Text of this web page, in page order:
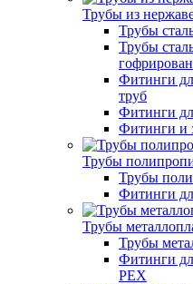
Трубы из
Трубы
Трубы
Фитинги
труб
Фитинги
Фитинги и
Трубы
Трубы
Фитинги
Трубы
Трубы
Фитинги
PEX